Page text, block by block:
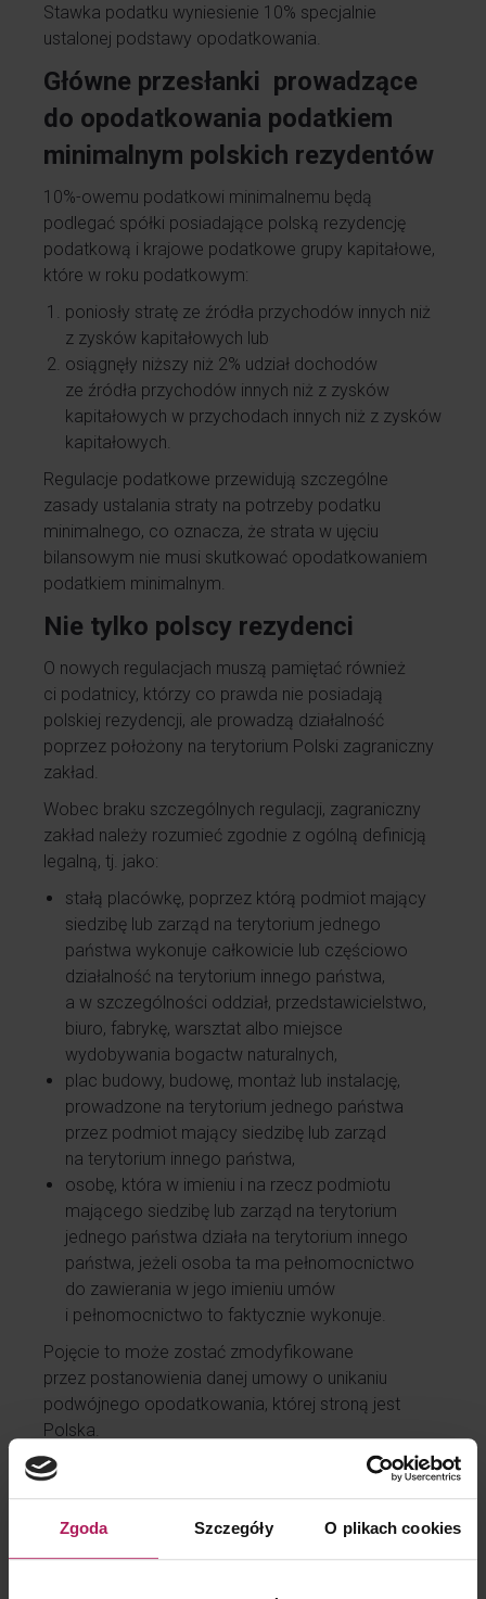
Zgoda Szczegóły O plikach cookies
Stawka podatku wyniesienie 10% specjalnie
ustalonej podstawy opodatkowania.
Główne przesłanki prowadzące
do opodatkowania podatkiem
minimalnym polskich rezydentów
10%-owemu podatkowi minimalnemu będą
podlegać spółki posiadające polską rezydencję
podatkową i krajowe podatkowe grupy kapitałowe,
które w roku podatkowym:
poniosły stratę ze źródła przychodów innych niż
z zysków kapitałowych lub
osiągnęły niższy niż 2% udział dochodów
ze źródła przychodów innych niż z zysków
kapitałowych w przychodach innych niż z zysków
kapitałowych.
Regulacje podatkowe przewidują szczególne
zasady ustalania straty na potrzeby podatku
minimalnego, co oznacza, że strata w ujęciu
bilansowym nie musi skutkować opodatkowaniem
podatkiem minimalnym.
Nie tylko polscy rezydenci
O nowych regulacjach muszą pamiętać również
ci podatnicy, którzy co prawda nie posiadają
polskiej rezydencji, ale prowadzą działalność
poprzez położony na terytorium Polski zagraniczny
zakład.
Wobec braku szczególnych regulacji, zagraniczny
zakład należy rozumieć zgodnie z ogólną definicją
legalną, tj. jako:
stałą placówkę, poprzez którą podmiot mający
siedzibę lub zarząd na terytorium jednego
państwa wykonuje całkowicie lub częściowo
działalność na terytorium innego państwa,
a w szczególności oddział, przedstawicielstwo,
biuro, fabrykę, warsztat albo miejsce
wydobywania bogactw naturalnych,
plac budowy, budowę, montaż lub instalację,
prowadzone na terytorium jednego państwa
przez podmiot mający siedzibę lub zarząd
na terytorium innego państwa,
osobę, która w imieniu i na rzecz podmiotu
mającego siedzibę lub zarząd na terytorium
jednego państwa działa na terytorium innego
państwa, jeżeli osoba ta ma pełnomocnictwo
do zawierania w jego imieniu umów
i pełnomocnictwo to faktycznie wykonuje.
Pojęcie to może zostać zmodyfikowane
przez postanowienia danej umowy o unikaniu
podwójnego opodatkowania, której stroną jest
Polska.
Termin zapłaty minimalnego